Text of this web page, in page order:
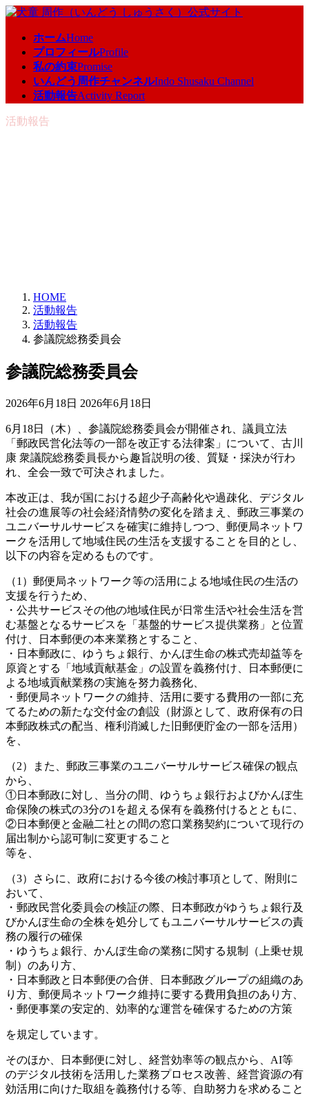
コ
ッ
ナ
移
ホームHome
プロフィールProfile
私の約束Promise
いんどう周作チャンネルIndo Shusaku Channel
活動報告Activity Report
活動報告
HOME
活動報告
活動報告
参議院総務委員会
参議院総務委員会
2026年6月18日 最
更
新
日
時
2026年6月18日
6月18日（木）、参議院総務委員会が開催され、議員立法
「郵政民営化法等の一部を改正する法律案」について、古川
康 衆議院総務委員長から趣旨説明の後、質疑・採決が行わ
れ、全会一致で可決されました。
本改正は、我が国における超少子高齢化や過疎化、デジタル
社会の進展等の社会経済情勢の変化を踏まえ、郵政三事業の
ユニバーサルサービスを確実に維持しつつ、郵便局ネットワ
ークを活用して地域住民の生活を支援することを目的とし、
以下の内容を定めるものです。
（1）郵便局ネットワーク等の活用による地域住民の生活の
支援を行うため、
・公共サービスその他の地域住民が日常生活や社会生活を営
む基盤となるサービスを「基盤的サービス提供業務」と位置
付け、日本郵便の本来業務とすること、
・日本郵政に、ゆうちょ銀行、かんぽ生命の株式売却益等を
原資とする「地域貢献基金」の設置を義務付け、日本郵便に
よる地域貢献業務の実施を努力義務化、
・郵便局ネットワークの維持、活用に要する費用の一部に充
てるための新たな交付金の創設（財源として、政府保有の日
本郵政株式の配当、権利消滅した旧郵便貯金の一部を活用）
を、
（2）また、郵政三事業のユニバーサルサービス確保の観点
から、
①日本郵政に対し、当分の間、ゆうちょ銀行およびかんぽ生
命保険の株式の3分の1を超える保有を義務付けるとともに、
②日本郵便と金融二社との間の窓口業務契約について現行の
届出制から認可制に変更すること
等を、
（3）さらに、政府における今後の検討事項として、附則に
おいて、
・郵政民営化委員会の検証の際、日本郵政がゆうちょ銀行及
びかんぽ生命の全株を処分してもユニバーサルサービスの責
務の履行の確保
・ゆうちょ銀行、かんぽ生命の業務に関する規制（上乗せ規
制）のあり方、
・日本郵政と日本郵便の合併、日本郵政グループの組織のあ
り方、郵便局ネットワーク維持に要する費用負担のあり方、
・郵便事業の安定的、効率的な運営を確保するための方策
を規定しています。
そのほか、日本郵便に対し、経営効率等の観点から、AI等
のデジタル技術を活用した業務プロセス改善、経営資源の有
効活用に向けた取組を義務付ける等、自助努力を求めること